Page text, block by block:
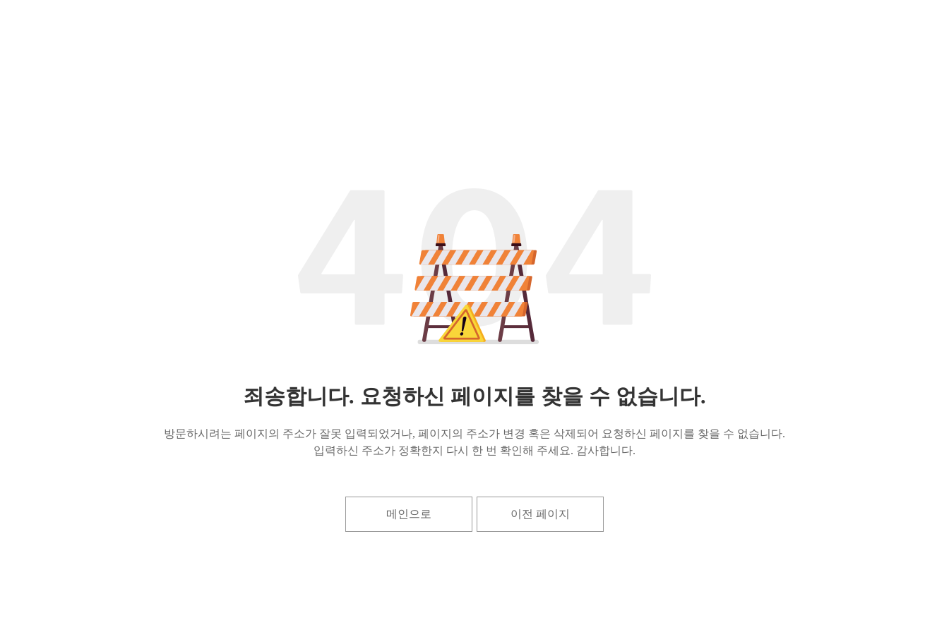
죄송합니다. 요청하신 페이지를 찾을 수 없습니다.
방문하시려는 페이지의 주소가 잘못 입력되었거나, 페이지의 주소가 변경 혹은 삭제되어 요청하신 페이지를 찾을 수 없습니다.
입력하신 주소가 정확한지 다시 한 번 확인해 주세요. 감사합니다.
메인으로 이전 페이지